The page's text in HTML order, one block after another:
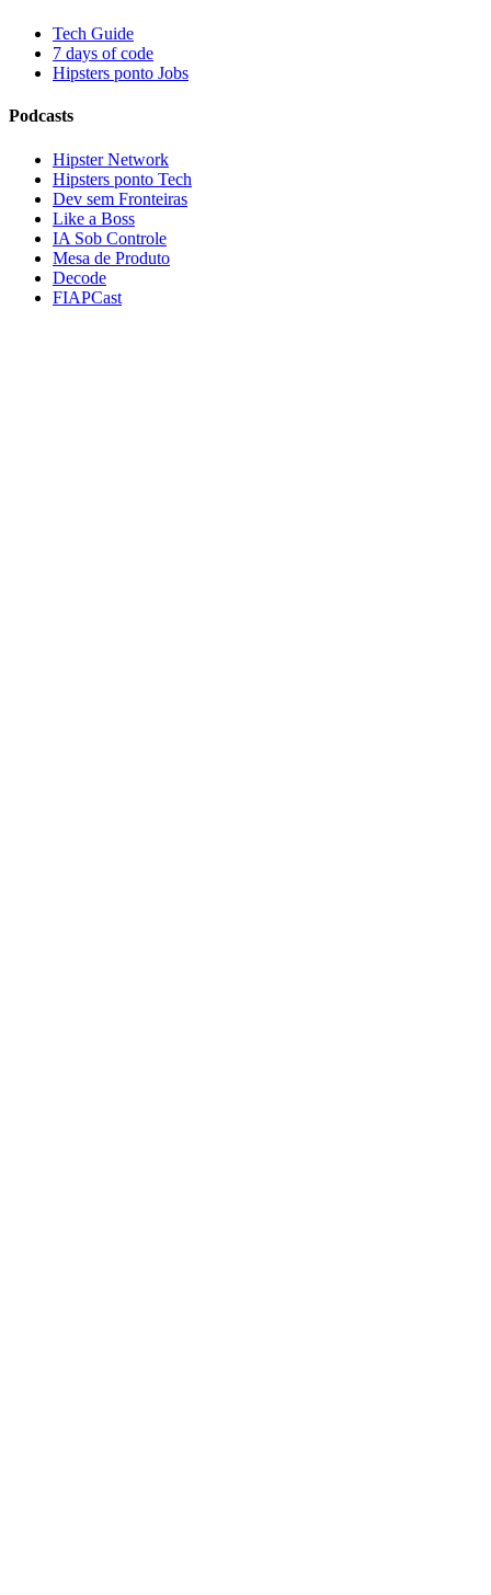
Tech Guide
7 days of code
Hipsters ponto Jobs
Podcasts
Hipster Network
Hipsters ponto Tech
Dev sem Fronteiras
Like a Boss
IA Sob Controle
Mesa de Produto
Decode
FIAPCast